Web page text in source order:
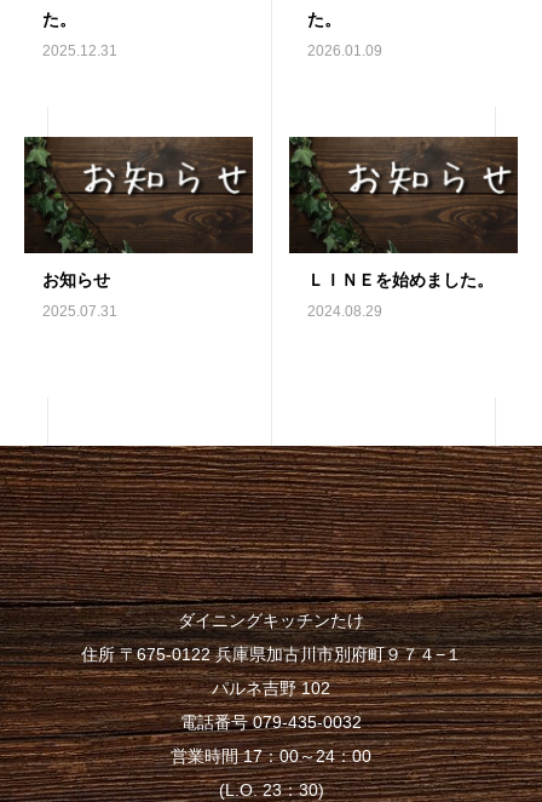
た。
2025.12.31
た。
2026.01.09
お知らせ
2025.07.31
ＬＩＮＥを始めました。
2024.08.29
ダイニングキッチンたけ
住所 〒675-0122 兵庫県加古川市別府町９７４−１
パルネ吉野 102
電話番号 079-435-0032
営業時間 17：00～24：00
(L.O. 23：30)